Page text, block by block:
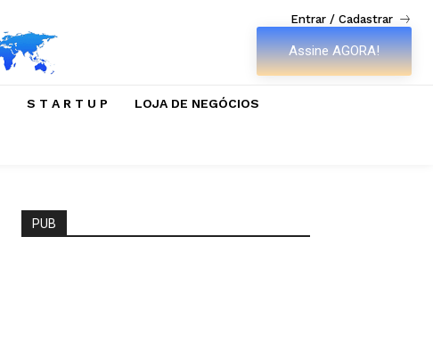
Entrar / Cadastrar
Assine AGORA!
S T A R T U P LOJA DE NEGÓCIOS
PUB